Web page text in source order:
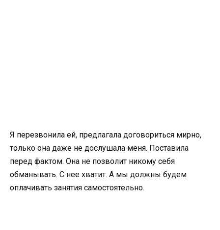
Я перезвонила ей, предлагала договориться мирно,
только она даже не дослушала меня. Поставила
перед фактом. Она не позволит никому себя
обманывать. С нее хватит. А мы должны будем
оплачивать занятия самостоятельно.